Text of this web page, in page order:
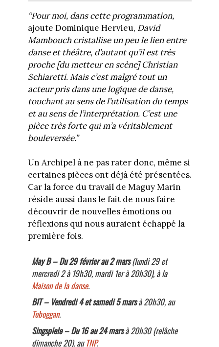
“Pour moi, dans cette programmation,
ajoute Dominique Hervieu, David
Mambouch cristallise un peu le lien entre
danse et théâtre, d’autant qu’il est très
proche [du metteur en scène] Christian
Schiaretti. Mais c’est malgré tout un
acteur pris dans une logique de danse,
touchant au sens de l’utilisation du temps
et au sens de l’interprétation. C’est une
pièce très forte qui m’a véritablement
bouleversée.”
Un Archipel à ne pas rater donc, même si
certaines pièces ont déjà été présentées.
Car la force du travail de Maguy Marin
réside aussi dans le fait de nous faire
découvrir de nouvelles émotions ou
réflexions qui nous auraient échappé la
première fois.
May B –Du 29 février au 2 mars(lundi 29 et
mercredi 2 à 19h30, mardi 1er à 20h30), à la
Maison de la danse.
BIT – Vendredi 4 et samedi 5 marsà 20h30, au
Toboggan.
Singspiele –Du 16 au 24 marsà 20h30 (relâche
dimanche 20), au TNP.